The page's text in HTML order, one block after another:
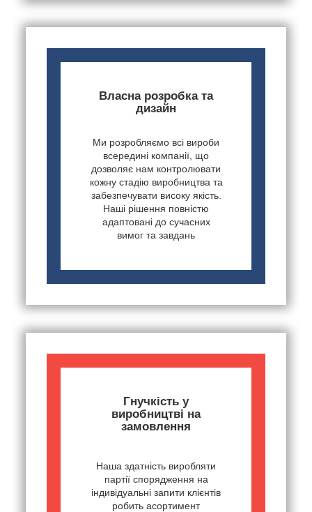
Власна розробка та
дизайн
Ми розробляємо всі вироби
всередині компанії, що
дозволяє нам контролювати
кожну стадію виробництва та
забезпечувати високу якість.
Наші рішення повністю
адаптовані до сучасних
вимог та завдань
Гнучкість у
виробництві на
замовлення
Наша здатність виробляти
партії спорядження на
індивідуальні запити клієнтів
робить асортимент